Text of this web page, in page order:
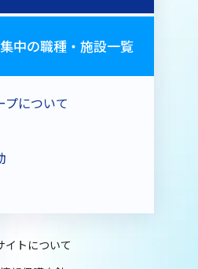
中の職種・施設一覧
プについて
イトについて